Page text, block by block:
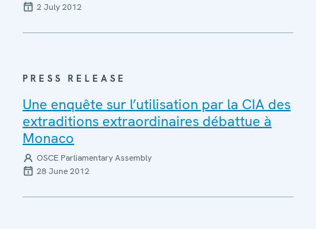
2 July 2012
PRESS RELEASE
Une enquête sur l’utilisation par la CIA des
extraditions extraordinaires débattue à
Monaco
OSCE Parliamentary Assembly
28 June 2012